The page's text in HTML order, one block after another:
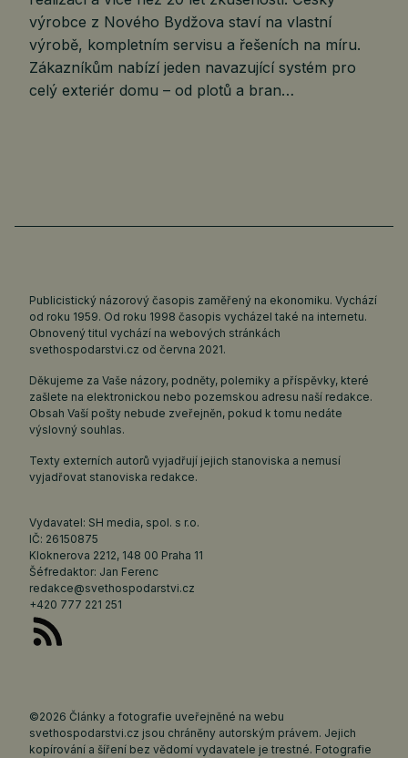
výrobce z Nového Bydžova staví na vlastní
výrobě, kompletním servisu a řešeních na míru.
Zákazníkům nabízí jeden navazující systém pro
celý exteriér domu – od plotů a bran…
Publicistický názorový časopis zaměřený na ekonomiku. Vychází
od roku 1959. Od roku 1998 časopis vycházel také na internetu.
Obnovený titul vychází na webových stránkách
svethospodarstvi.cz od června 2021.
Děkujeme za Vaše názory, podněty, polemiky a příspěvky, které
zašlete na elektronickou nebo pozemskou adresu naší redakce.
Obsah Vaší pošty nebude zveřejněn, pokud k tomu nedáte
výslovný souhlas.
Texty externích autorů vyjadřují jejich stanoviska a nemusí
vyjadřovat stanoviska redakce.
Vydavatel: SH media, spol. s r.o.
IČ: 26150875
Kloknerova 2212, 148 00 Praha 11
Šéfredaktor: Jan Ferenc
redakce@svethospodarstvi.cz
+420 777 221 251
©2026 Články a fotografie uveřejněné na webu
svethospodarstvi.cz jsou chráněny autorským právem. Jejich
kopírování a šíření bez vědomí vydavatele je trestné. Fotografie